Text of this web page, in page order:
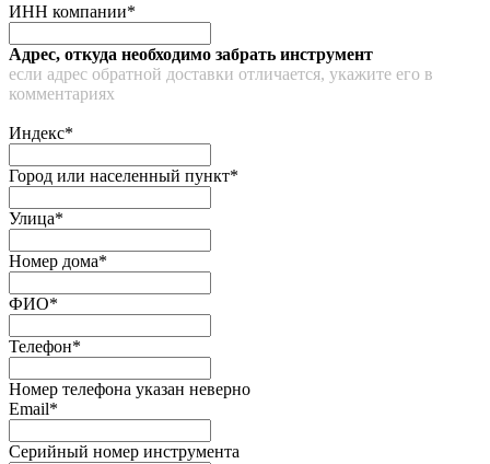
ИНН компании*
Адрес, откуда необходимо забрать инструмент
если адрес обратной доставки отличается, укажите его в
комментариях
Индекс*
Город или населенный пункт*
Улица*
Номер дома*
ФИО*
Телефон*
Номер телефона указан неверно
Email*
Серийный номер инструмента